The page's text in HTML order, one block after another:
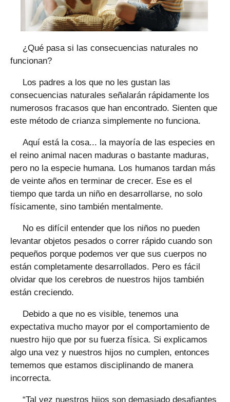
¿Qué pasa si las consecuencias naturales no
funcionan?
Los padres a los que no les gustan las
consecuencias naturales señalarán rápidamente los
numerosos fracasos que han encontrado. Sienten que
este método de crianza simplemente no funciona.
Aquí está la cosa... la mayoría de las especies en
el reino animal nacen maduras o bastante maduras,
pero no la especie humana. Los humanos tardan más
de veinte años en terminar de crecer. Ese es el
tiempo que tarda un niño en desarrollarse, no solo
físicamente, sino también mentalmente.
No es difícil entender que los niños no pueden
levantar objetos pesados ​​o correr rápido cuando son
pequeños porque podemos ver que sus cuerpos no
están completamente desarrollados. Pero es fácil
olvidar que los cerebros de nuestros hijos también
están creciendo.
Debido a que no es visible, tenemos una
expectativa mucho mayor por el comportamiento de
nuestro hijo que por su fuerza física. Si explicamos
algo una vez y nuestros hijos no cumplen, entonces
tememos que estamos disciplinando de manera
incorrecta.
“Tal vez nuestros hijos son demasiado desafiantes